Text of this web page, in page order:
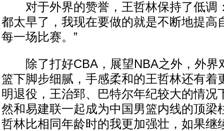
对于外界的赞誉，王哲林保持了低调
都太早了，我现在要做的就是不断地提高
每一场比赛。”
除了打好CBA，展望NBA之外，外界
篮下脚步细腻，手感柔和的王哲林还有着
明退役，王治郅、巴特尔年纪较大的情况
然和易建联一起成为中国男篮内线的顶梁
哲林比相同年龄时的我更加强壮，如果继